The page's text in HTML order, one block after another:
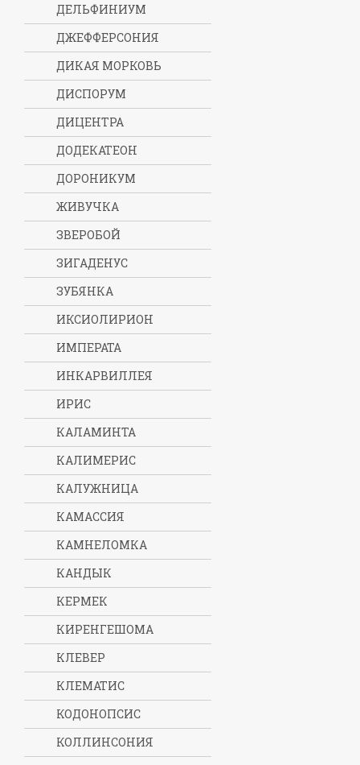
ДЕЛЬФИНИУМ
ДЖЕФФЕРСОНИЯ
ДИКАЯ МОРКОВЬ
ДИСПОРУМ
ДИЦЕНТРА
ДОДЕКАТЕОН
ДОРОНИКУМ
ЖИВУЧКА
ЗВЕРОБОЙ
ЗИГАДЕНУС
ЗУБЯНКА
ИКСИОЛИРИОН
ИМПЕРАТА
ИНКАРВИЛЛЕЯ
ИРИС
КАЛАМИНТА
КАЛИМЕРИС
КАЛУЖНИЦА
КАМАССИЯ
КАМНЕЛОМКА
КАНДЫК
КЕРМЕК
КИРЕНГЕШОМА
КЛЕВЕР
КЛЕМАТИС
КОДОНОПСИС
КОЛЛИНСОНИЯ